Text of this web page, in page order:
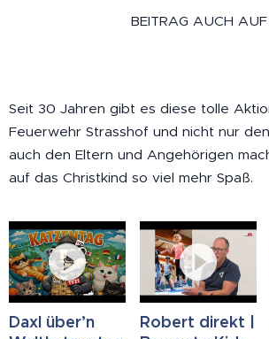
BEITRAG AUCH AUF
Seit 30 Jahren gibt es diese tolle
Feuerwehr Strasshof und nicht nur
auch den Eltern und Angehörigen
auf das Christkind so viel mehr Spaß.
Daxl über’n
Robert direkt |